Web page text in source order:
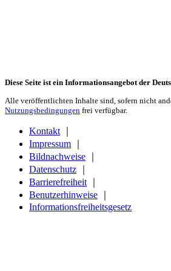
Diese Seite ist ein Informationsangebot der
Alle veröffentlichten Inhalte sind, sofern nicht
Nutzungsbedingungen frei verfügbar.
Kontakt
Impressum
Bildnachweise
Datenschutz
Barrierefreiheit
Benutzerhinweise
Informationsfreiheitsgesetz